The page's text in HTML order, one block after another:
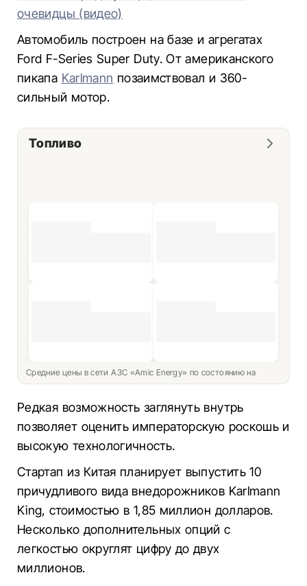
очевидцы (видео)
Автомобиль построен на базе и агрегатах
Ford F-Series Super Duty. От американского
пикапа Karlmann позаимствовал и 360-
сильный мотор.
Топливо
Средние цены в сети АЗС «Amic Energy» по состоянию на
Редкая возможность заглянуть внутрь
позволяет оценить императорскую роскошь и
высокую технологичность.
Стартап из Китая планирует выпустить 10
причудливого вида внедорожников Karlmann
King, стоимостью в 1,85 миллион долларов.
Несколько дополнительных опций с
легкостью округлят цифру до двух
миллионов.